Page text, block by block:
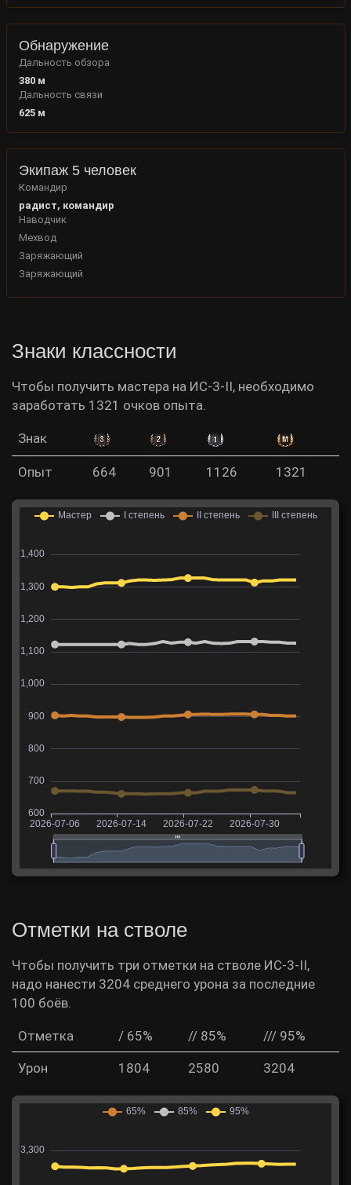
Обнаружение
Дальность обзора
380м
Дальность связи
625м
Экипаж 5 человек
Командир
радист, командир
Наводчик
Мехвод
Заряжающий
Заряжающий
Знаки классности
Чтобы получить мастера на ИС-3-II, необходимо
заработать 1321 очков опыта.
Знак
Опыт 664 901 1126 1321
Отметки на стволе
Чтобы получить три отметки на стволе ИС-3-II,
надо нанести 3204 среднего урона за последние
100 боёв.
Отметка / 65% // 85% /// 95%
Урон 1804 2580 3204